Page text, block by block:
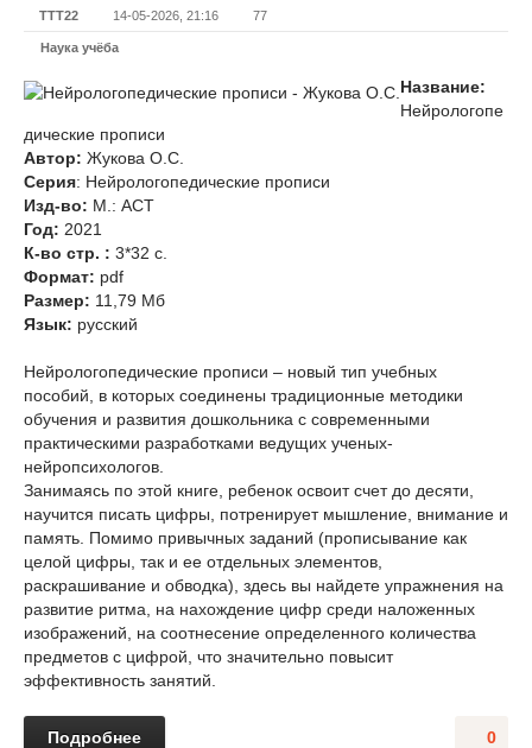
TTT22 14-05-2026, 21:16 77
Наука учёба
Название:
Нейрологопе
дические прописи
Автор: Жукова О.C.
Серия: Нейрологопедические прописи
Изд-во: М.: АСТ
Год: 2021
К-во стр. : 3*32 с.
Формат: pdf
Размер: 11,79 Мб
Язык: русский
Нейрологопедические прописи – новый тип учебных
пособий, в которых соединены традиционные методики
обучения и развития дошкольника с современными
практическими разработками ведущих ученых-
нейропсихологов.
Занимаясь по этой книге, ребенок освоит счет до десяти,
научится писать цифры, потренирует мышление, внимание и
память. Помимо привычных заданий (прописывание как
целой цифры, так и ее отдельных элементов,
раскрашивание и обводка), здесь вы найдете упражнения на
развитие ритма, на нахождение цифр среди наложенных
изображений, на соотнесение определенного количества
предметов с цифрой, что значительно повысит
эффективность занятий.
0
Подробнее